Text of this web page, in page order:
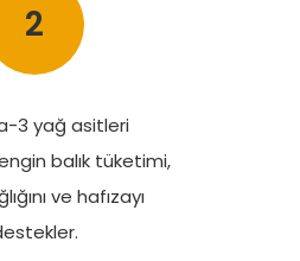
2
3 yağ asitleri
balık tüketimi,
ve hafızayı